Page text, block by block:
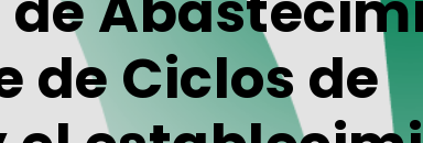
de Ciclos de